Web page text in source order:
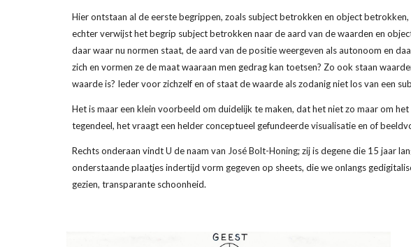
Hier ontstaan al de eerste begrippen, zoals subject betrokken en object
echter verwijst het begrip subject betrokken naar de aard van de waarden en
daar waar nu normen staat, de aard van de positie weergeven als autonoom en
zich en vormen ze de maat waaraan men gedrag kan toetsen? Zo ook staan
waarde is? Ieder voor zichzelf en of staat de waarde als zodanig niet los van een
Het is maar een klein voorbeeld om duidelijk te maken, dat het niet zo maar om
tegendeel, het vraagt een helder conceptueel gefundeerde visualisatie en of
Rechts onderaan vindt U de naam van José Bolt-Honing; zij is degene die 15 jaar
onderstaande plaatjes indertijd vorm gegeven op sheets, die we onlangs
gezien, transparante schoonheid.